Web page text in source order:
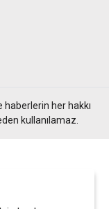
her hakkı
kullanılamaz.